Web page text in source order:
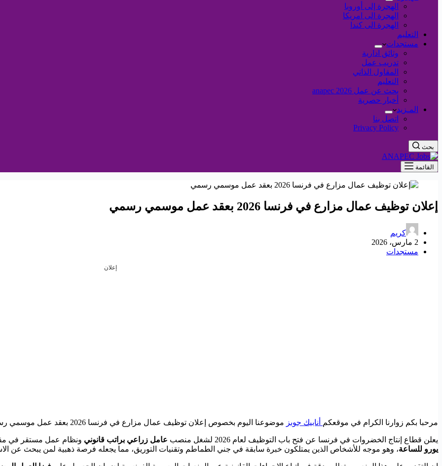
الهجرة إلى أوروبا
الهجرة الى امريكا
الهجرة الى كندا
التعليم
مستجدات
وثائق ادارية
تدريب عمل
المقاول الذاتي
التعليم
بحث عن عمل 2026 anapec
أخبار حصرية
المـزيد
اتصل بنا
Privacy Policy
بحث
القائمة
إعلان توظيف عمال مزارع في فرنسا 2026 بعقد عمل موسمي رسمي
كريم
2 مارس، 2026
مستجدات
إعلان
مرحبا بكم زوارنا الكرام في موقعكم أنابيك جوبز موضوعنا اليوم بخصوص إعلان توظيف عمال مزارع في فرنسا 2026 بعقد عمل موسمي رسمي
يعلن قطاع إنتاج الخضروات في فرنسا عن فتح باب التوظيف لعام 2026 لشغل منصب عامل زراعي براتب قانوني ونظام عمل مستقر في
يورو للساعة، وهو موجه للأشخاص الذين يمتلكون خبرة سابقة في جني الطماطم وتقنيات التوريق، مما يجعله فرصة ذهبية لمن يبحث عن